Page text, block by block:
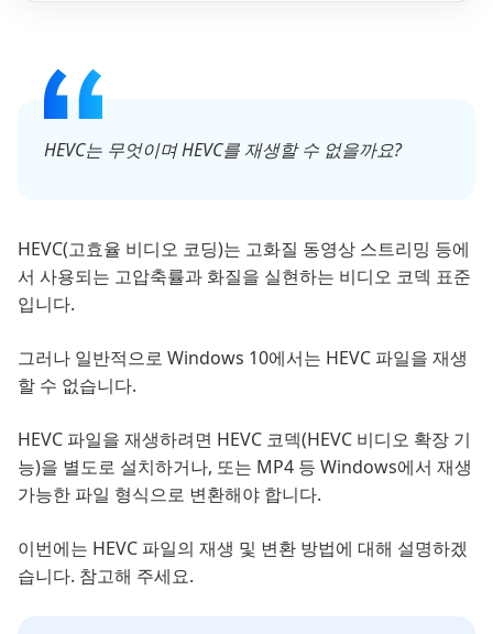
HEVC는 무엇이며 HEVC를 재생할 수 없을까요?
HEVC(고효율 비디오 코딩)는 고화질 동영상 스트리밍 등에
서 사용되는 고압축률과 화질을 실현하는 비디오 코덱 표준
입니다.
그러나 일반적으로 Windows 10에서는 HEVC 파일을 재생
할 수 없습니다.
HEVC 파일을 재생하려면 HEVC 코덱(HEVC 비디오 확장 기
능)을 별도로 설치하거나, 또는 MP4 등 Windows에서 재생
가능한 파일 형식으로 변환해야 합니다.
이번에는 HEVC 파일의 재생 및 변환 방법에 대해 설명하겠
습니다. 참고해 주세요.